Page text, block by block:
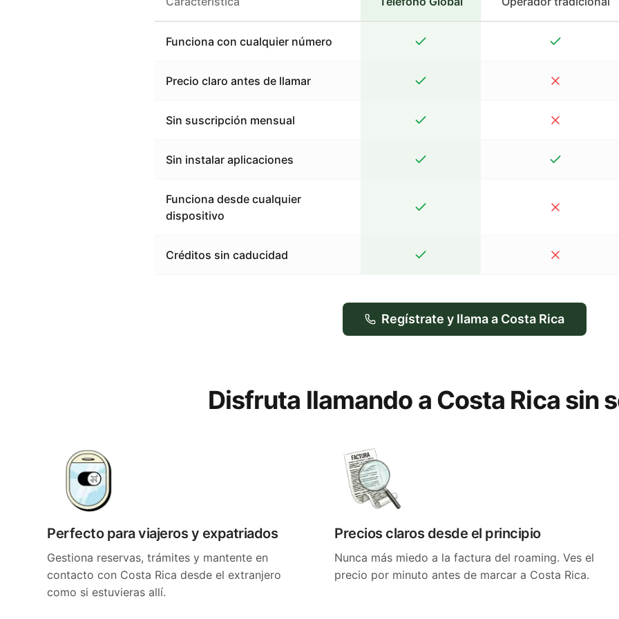
Funciona con cualquier número
Precio claro antes de llamar
Sin suscripción mensual
Sin instalar aplicaciones
Funciona desde cualquier
dispositivo
Créditos sin caducidad
Regístrate y llama a Costa Rica
Disfruta llamando a Costa Rica sin
Perfecto para viajeros y expatriados
Gestiona reservas, trámites y mantente en
contacto con Costa Rica desde el extranjero
como si estuvieras allí.
Precios claros desde el principio
Nunca más miedo a la factura del roaming. Ves el
precio por minuto antes de marcar a Costa Rica.